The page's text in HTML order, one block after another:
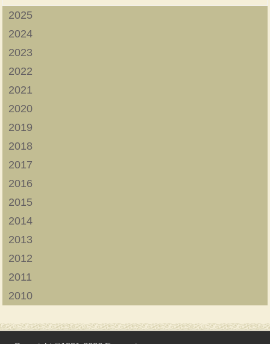
2025
2024
2023
2022
2021
2020
2019
2018
2017
2016
2015
2014
2013
2012
2011
2010